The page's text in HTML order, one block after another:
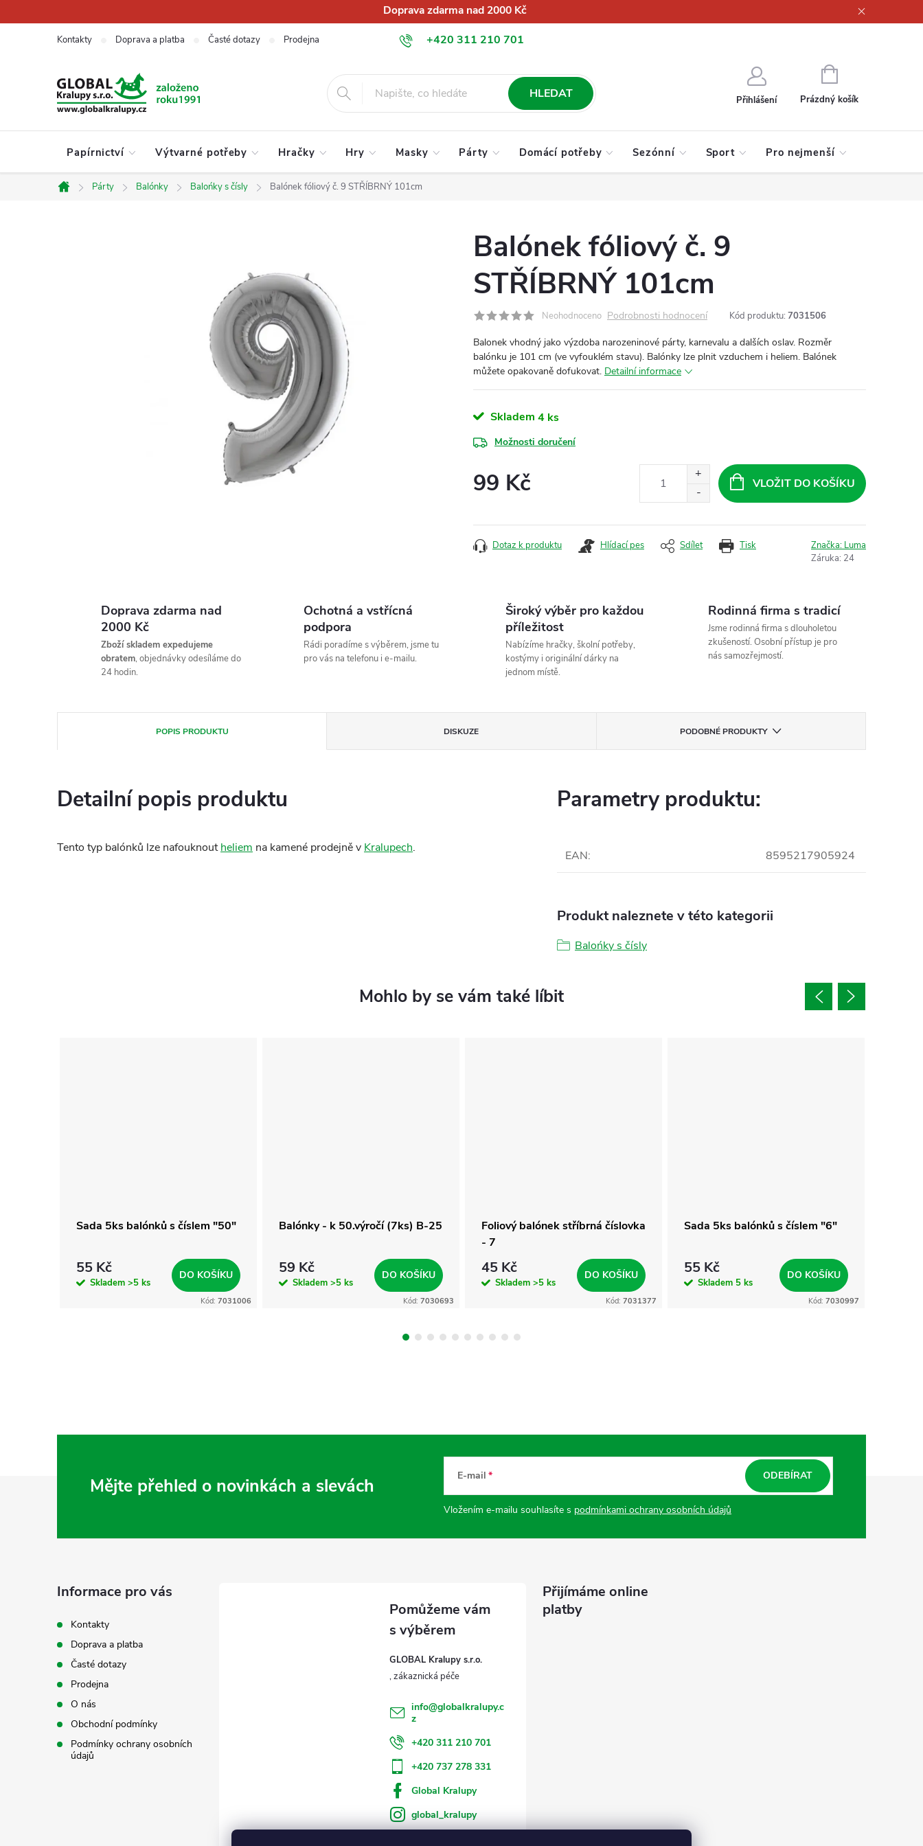
na
Doprava zdarma nad 2000 Kč
+420 311 210 701
info@globalkralupy.cz
Kontakty Doprava a platba Časté dotazy Prodejna Obchodní podmínky Podmínky ochrany osobních údajů
HLEDAT Přihlášení
NÁKUPNÍ
KOŠÍK
Prázdný košík
Papírnictví Výtvarné potřeby Hračky Hry Masky Párty Domácí potřeby Sezónní Sport Pro nejmenší
Domů
Párty Balónky Balońky s čísly Balónek fóliový č. 9 STŘÍBRNÝ 101cm
Balónek fóliový č. 9
STŘÍBRNÝ 101cm
Neohodnoceno Podrobnosti hodnocení Kód produktu: 7031506
Balonek vhodný jako výzdoba narozeninové párty, karnevalu a dalších oslav. Rozměr
balónku je 101 cm (ve vyfouklém stavu). Balónky lze plnit vzduchem i heliem. Balónek
můžete opakovaně dofukovat. Detailní informace
Skladem 4 ks
Možnosti doručení
99 Kč VLOŽIT DO KOŠÍKU
Tisk
Dotaz k produktu Hlídací pes Sdílet Značka: Luma
Záruka: 24
Doprava zdarma nad
2000 Kč
Zboží skladem expedujeme
obratem, objednávky odesíláme do
24 hodin.
Ochotná a vstřícná
podpora
Rádi poradíme s výběrem, jsme tu
pro vás na telefonu i e-mailu.
Široký výběr pro každou
příležitost
Nabízíme hračky, školní potřeby,
kostýmy i originální dárky na
jednom místě.
Rodinná firma s tradicí
Jsme rodinná firma s dlouholetou
zkušeností. Osobní přístup je pro
nás samozřejmostí.
POPIS PRODUKTU DISKUZE PODOBNÉ PRODUKTY
Detailní popis produktu
Tento typ balónků lze nafouknoutheliem na kamené prodejně v Kralupech.
Parametry produktu:
EAN: 8595217905924
Produkt naleznete v této kategorii
Balońky s čísly
Sada 5ks balónků s číslem "50"
55 Kč
Skladem >5 ks
DO KOŠÍKU
Kód: 7031006
Balónky - k 50.výročí (7ks) B-25
59 Kč
Skladem >5 ks
DO KOŠÍKU
Kód: 7030693
Foliový balónek stříbrná číslovka
- 7
45 Kč
Skladem >5 ks
DO KOŠÍKU
Kód: 7031377
Sada 5ks balónků s číslem "6"
55 Kč
Skladem 5 ks
DO KOŠÍKU
Kód: 7030997
Mějte přehled o novinkách a slevách E-mail
Vložením e-mailu souhlasíte s podmínkami ochrany osobních údajů
ODEBÍRAT
Informace pro vás
Kontakty
Doprava a platba
Časté dotazy
Prodejna
O nás
Obchodní podmínky
Podmínky ochrany osobních
údajů
GLOBAL Kralupy s.r.o.
info@globalkralupy.c
z
+420 311 210 701
+420 737 278 331
Global Kralupy
global_kralupy
Přijímáme online
platby